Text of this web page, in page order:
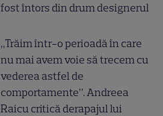
fost întors din drum designerul
„Trăim într-o perioadă în care
nu mai avem voie să trecem cu
vederea astfel de
comportamente”. Andreea
Raicu critică derapajul lui